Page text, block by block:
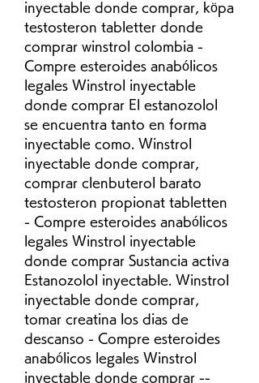
inyectable donde comprar, köpa
testosteron tabletter donde
comprar winstrol colombia -
Compre esteroides anabólicos
legales Winstrol inyectable
donde comprar El estanozolol
se encuentra tanto en forma
inyectable como. Winstrol
inyectable donde comprar,
comprar clenbuterol barato
testosteron propionat tabletten
- Compre esteroides anabólicos
legales Winstrol inyectable
donde comprar Sustancia activa
Estanozolol inyectable. Winstrol
inyectable donde comprar,
tomar creatina los dias de
descanso - Compre esteroides
anabólicos legales Winstrol
inyectable donde comprar --